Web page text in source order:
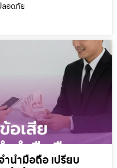
ลอดภัย
นำมือถือ เปรียบ